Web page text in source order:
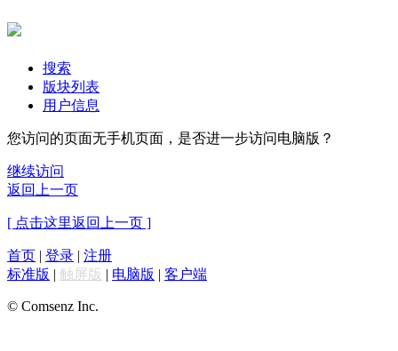
搜索
版块列表
用户信息
您访问的页面无手机页面，是否进一步访问电脑版？
继续访问
返回上一页
[ 点击这里返回上一页 ]
首页 | 登录 | 注册
标准版 | 触屏版 | 电脑版 | 客户端
© Comsenz Inc.